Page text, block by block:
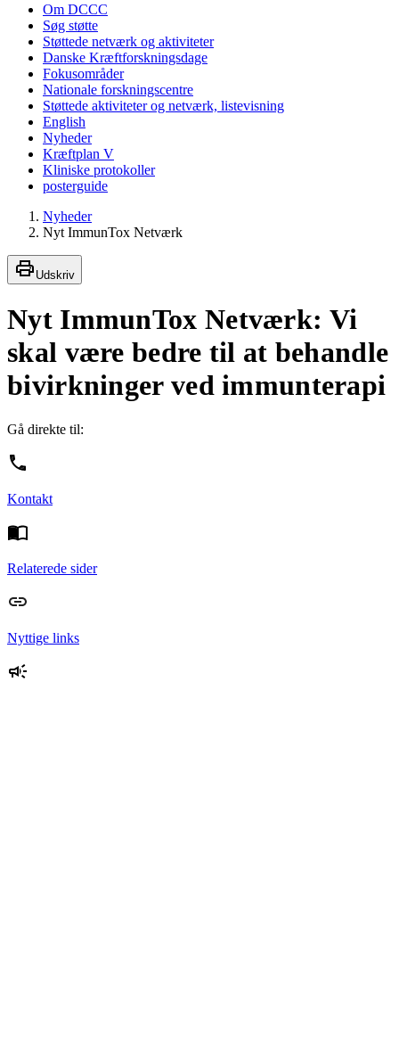
Om DCCC
Søg støtte
Støttede netværk og aktiviteter
Danske Kræftforskningsdage
Fokusområder
Nationale forskningscentre
Støttede aktiviteter og netværk, listevisning
English
Nyheder
Kræftplan V
Kliniske protokoller
posterguide
Nyheder
Nyt ImmunTox Netværk
Udskriv
Nyt ImmunTox Netværk: Vi
skal være bedre til at behandle
bivirkninger ved immunterapi
Gå direkte til:
Kontakt
Relaterede sider
Nyttige links